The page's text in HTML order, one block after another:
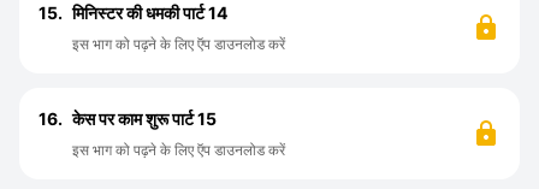
15. मिनिस्टर की धमकी पार्ट 14
इस भाग को पढ़ने के लिए ऍप डाउनलोड करें
16. केस पर काम शुरू पार्ट 15
इस भाग को पढ़ने के लिए ऍप डाउनलोड करें